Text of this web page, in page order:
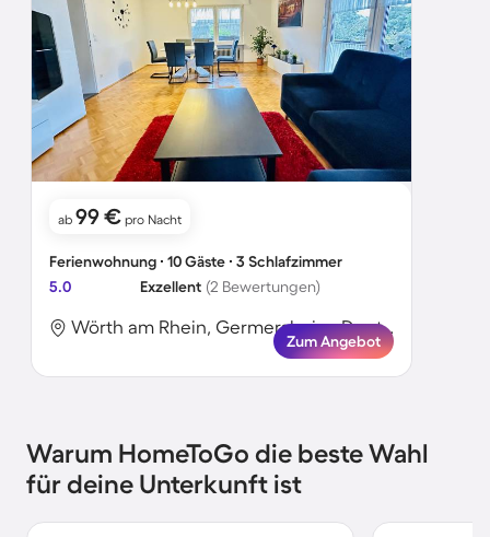
ab 99 € pro Nacht
Ferienwohnung ∙ 10 Gäste ∙ 3 Schlafzimmer
5.0
Exzellent (2 Bewertungen)
Wörth am Rhein, Germersheim, Deutschland
Zum Angebot
Warum HomeToGo die beste Wahl
für deine Unterkunft ist